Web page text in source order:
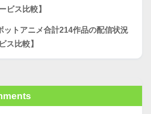
ビス比較】
ットアニメ合計214作品の配信状況
ス比較】